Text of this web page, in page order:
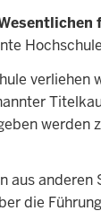
verliehen
werden
aus
die